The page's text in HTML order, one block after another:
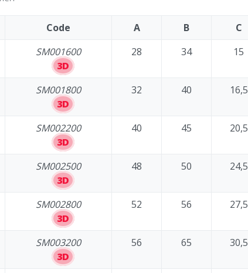
Code A B C
SM001600
3D
28 34 15
SM001800
3D
32 40 16,5
SM002200
3D
40 45 20,5
SM002500
3D
48 50 24,5
SM002800
3D
52 56 27,5
SM003200
3D
56 65 30,5